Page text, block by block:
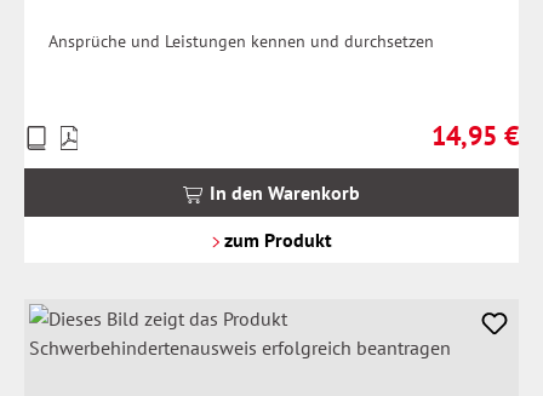
Ansprüche und Leistungen kennen und durchsetzen
Regulärer
14,95 €
Preise
inkl.
In den Warenkorb
zum Produkt